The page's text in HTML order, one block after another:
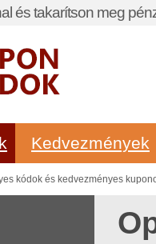
és takarítson meg
Kedvezmények
kódok és kedvezményes